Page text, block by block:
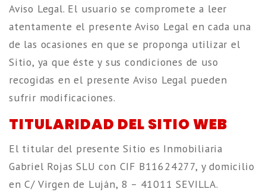
Aviso Legal. El usuario se compromete a leer
atentamente el presente Aviso Legal en cada una
de las ocasiones en que se proponga utilizar el
Sitio, ya que éste y sus condiciones de uso
recogidas en el presente Aviso Legal pueden
sufrir modificaciones.
TITULARIDAD DEL SITIO WEB
El titular del presente Sitio es Inmobiliaria
Gabriel Rojas SLU con CIF B11624277, y domicilio
en C/ Virgen de Luján, 8 – 41011 SEVILLA.